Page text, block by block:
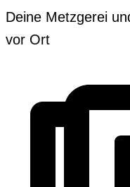
Zum
Inhalt
Deine Metzgerei
vor Ort